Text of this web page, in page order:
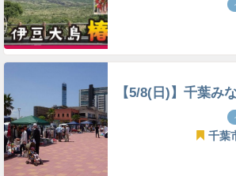
【5/8(日)】千葉み
千葉